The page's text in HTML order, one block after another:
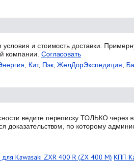
и стоимость доставки.
компании. Согласовать
Кит, Пэк,ЖелДорЭкспедиция
ведите переписку ТОЛЬКО через
доказательством, по которому
для Kawasaki ZXR 400 R (ZX 400 M) КПП